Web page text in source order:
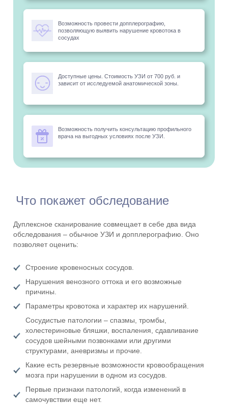
Возможность провести допплерографию,
позволяющую выявить нарушение кровотока в
сосудах
Доступные цены. Стоимость УЗИ от 700 руб. и
зависит от исследуемой анатомической зоны.
Возможность получить консультацию профильного
врача на выгодных условиях после УЗИ.
Что покажет обследование
Дуплексное сканирование совмещает в себе два вида
обследования – обычное УЗИ и допплерографию. Оно
позволяет оценить:
Строение кровеносных сосудов.
Нарушения венозного оттока и его возможные
причины.
Параметры кровотока и характер их нарушений.
Сосудистые патологии – спазмы, тромбы,
холестериновые бляшки, воспаления, сдавливание
сосудов шейными позвонками или другими
структурами, аневризмы и прочие.
Какие есть резервные возможности кровообращения
мозга при нарушении в одном из сосудов.
Первые признаки патологий, когда изменений в
самочувствии еще нет.